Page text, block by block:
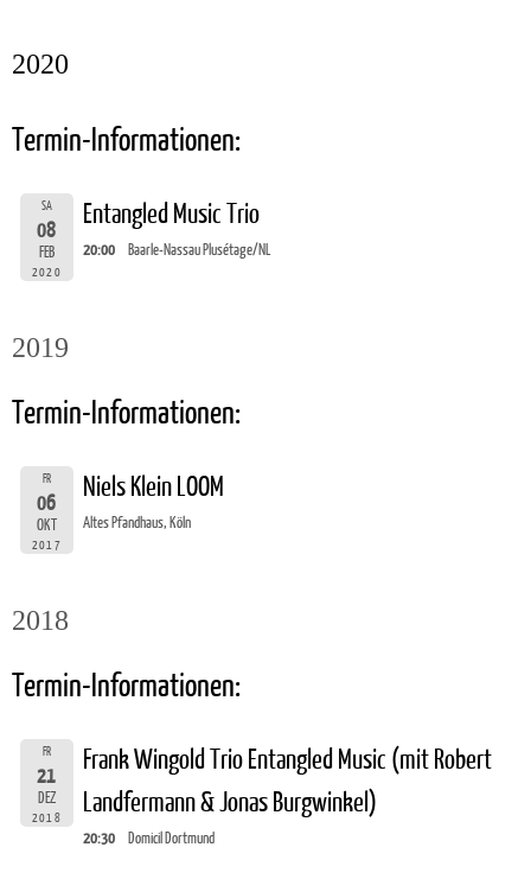
2020
Termin-Informationen:
SA
08
FEB
2020
Entangled Music Trio
20:00 Baarle-Nassau Plusétage/NL
2019
Termin-Informationen:
FR
06
OKT
2017
Niels Klein LOOM
Altes Pfandhaus, Köln
2018
Termin-Informationen:
FR
21
DEZ
2018
Frank Wingold Trio Entangled Music (mit Robert
Landfermann & Jonas Burgwinkel)
20:30 Domicil Dortmund